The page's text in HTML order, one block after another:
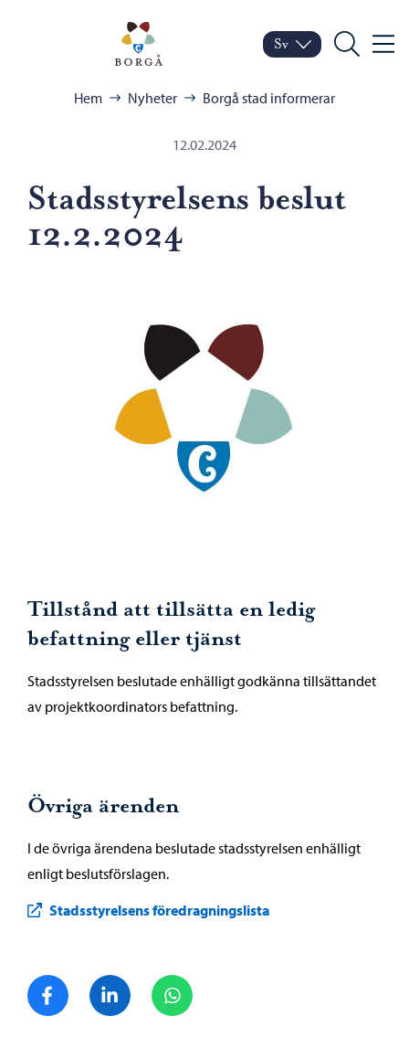
Porvoo – Gå till
Byt språk
Nuvarande språk:
Sv
Sök Meny
Bläddra:Hem Nyheter Borgå stad informerar
12.02.2024
Stadsstyrelsens beslut
12.2.2024
Tillstånd att tillsätta en ledig
befattning eller tjänst
Stadsstyrelsen beslutade enhälligt godkänna tillsättandet
av projektkoordinators befattning.
Övriga ärenden
I de övriga ärendena beslutade stadsstyrelsen enhälligt
enligt beslutsförslagen.
Stadsstyrelsens föredragningslista
Dela på FacebookDela på LinkedIn